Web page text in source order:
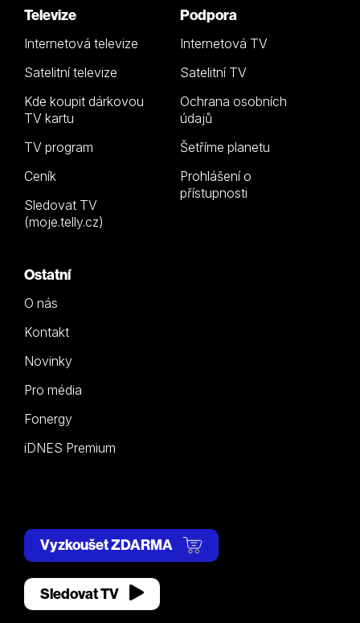
Televize
Internetová televize
Satelitní televize
Kde koupit dárkovou
TV kartu
TV program
Ceník
Sledovat TV
(moje.telly.cz)
Podpora
Internetová TV
Satelitní TV
Ochrana osobních
údajů
Šetříme planetu
Prohlášení o
přístupnosti
Ostatní
O nás
Kontakt
Novinky
Pro média
Fonergy
iDNES Premium
Vyzkoušet ZDARMA
Sledovat TV